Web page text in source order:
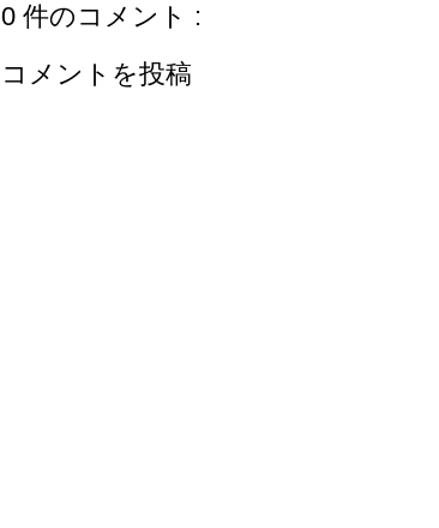
0 件のコメント :
コメントを投稿